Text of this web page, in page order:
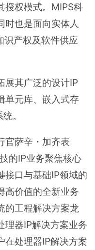
授权模式。MIPS科
时也是面向实体人
识产权及软件供应
展其广泛的设计IP
单元库、嵌入式存
。
官萨辛・加齐表
的IP业务聚焦核心
接口与基础IP领域的
高价值的全新业务
的工程解决方案龙
理器IP解决方案业务
在处理器IP解决方案